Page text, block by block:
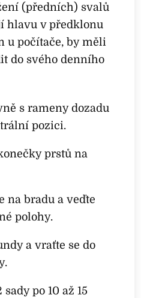
(předních) svalů
hlavu v předklonu
u počítače, by měli
do svého denního
s rameny dozadu
pozici.
prstů na
na bradu a veďte
polohy.
a vraťte se do
sady po 10 až 15